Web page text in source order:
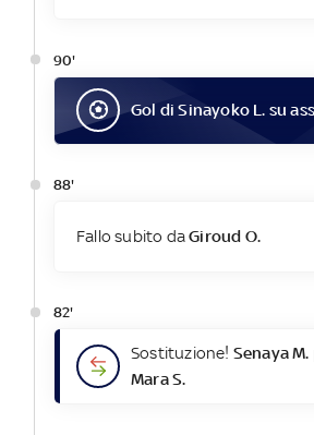
90'
Gol diSinayoko L. su
88'
Fallo subito daGiroud O.
82'
Sostituzione! Senaya M.
Mara S.